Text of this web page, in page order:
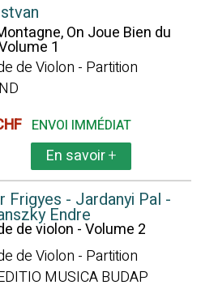
On Joue Bien du
1
de Violon - Partition
ENVOI IMMÉDIAT
En savoir+
Frigyes - Jardanyi Pal -
Endre
de violon - Volume 2
de Violon - Partition
MUSICA BUDAP